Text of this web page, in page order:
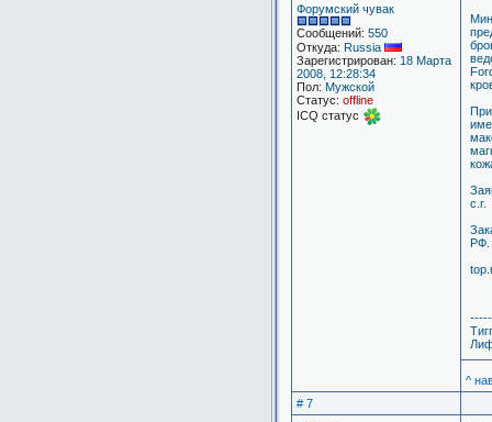
Форумский чувак
Сообщений: 550
Откуда: Russia
Зарегистрирован: 18 Марта
2008, 12:28:34
Пол: Мужской
Статус: offline
ICQ статус
с.г.
РФ.
^
# 7